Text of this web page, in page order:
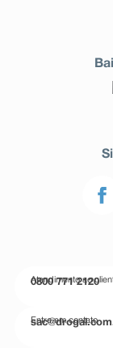
Atendimento ao
0800 771 2120
Entre em contato